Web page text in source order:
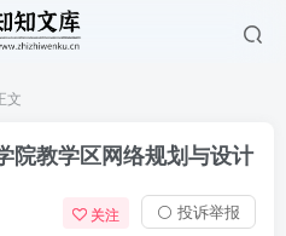
文
院教学区网络规划与设计
关注 ⚪ 投诉举报